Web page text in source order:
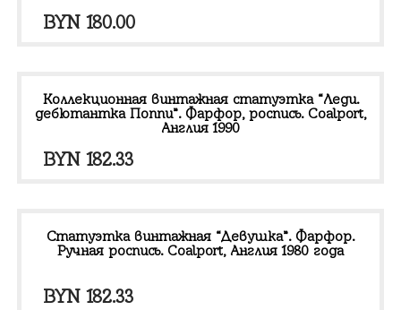
BYN 180.00
Коллекционная винтажная статуэтка “Леди.
дебютантка Поппи”. Фарфор, роспись. Coalport,
Англия 1990
BYN 182.33
Статуэтка винтажная “Девушка”. Фарфор.
Ручная роспись. Coalport, Англия 1980 года
BYN 182.33